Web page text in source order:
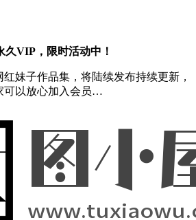
久VIP，限时活动中！
妹子作品集，将陆续发布持续更新，
可以放心加入会员…